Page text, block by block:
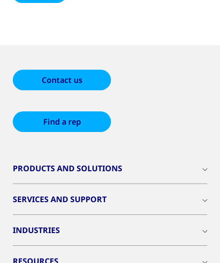
Contact us
Find a rep
PRODUCTS AND SOLUTIONS
SERVICES AND SUPPORT
INDUSTRIES